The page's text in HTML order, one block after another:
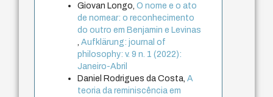
Giovan Longo,O nome e o ato
de nomear: o reconhecimento
do outro em Benjamin e Levinas
,Aufklärung: journal of
philosophy: v. 9 n. 1 (2022):
Janeiro-Abril
Daniel Rodrigues da Costa,A
teoria da reminiscência em